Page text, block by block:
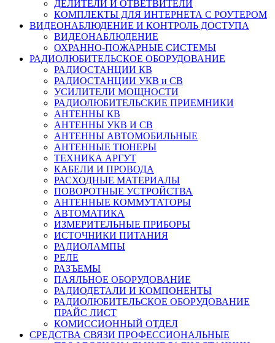
ДЕЛИТЕЛИ И ОТВЕТВИТЕЛИ
КОМПЛЕКТЫ ДЛЯ ИНТЕРНЕТА С РОУТЕРОМ
ВИДЕОНАБЛЮДЕНИЕ И КОНТРОЛЬ ДОСТУПА
ВИДЕОНАБЛЮДЕНИЕ
ОХРАННО-ПОЖАРНЫЕ СИСТЕМЫ
РАДИОЛЮБИТЕЛЬСКОЕ ОБОРУДОВАНИЕ
РАДИОСТАНЦИИ КВ
РАДИОСТАНЦИИ УКВ и СВ
УСИЛИТЕЛИ МОЩНОСТИ
РАДИОЛЮБИТЕЛЬСКИЕ ПРИЕМНИКИ
АНТЕННЫ КВ
АНТЕННЫ УКВ И СВ
АНТЕННЫ АВТОМОБИЛЬНЫЕ
АНТЕННЫЕ ТЮНЕРЫ
ТЕХНИКА АРГУТ
КАБЕЛИ И ПРОВОДА
РАСХОДНЫЕ МАТЕРИАЛЫ
ПОВОРОТНЫЕ УСТРОЙСТВА
АНТЕННЫЕ КОММУТАТОРЫ
АВТОМАТИКА
ИЗМЕРИТЕЛЬНЫЕ ПРИБОРЫ
ИСТОЧНИКИ ПИТАНИЯ
РАДИОЛАМПЫ
РЕЛЕ
РАЗЪЕМЫ
ПАЯЛЬНОЕ ОБОРУДОВАНИЕ
РАДИОДЕТАЛИ И КОМПОНЕНТЫ
РАДИОЛЮБИТЕЛЬСКОЕ ОБОРУДОВАНИЕ
ПРАЙС ЛИСТ
КОМИССИОННЫЙ ОТДЕЛ
СРЕДСТВА СВЯЗИ ПРОФЕССИОНАЛЬНЫЕ